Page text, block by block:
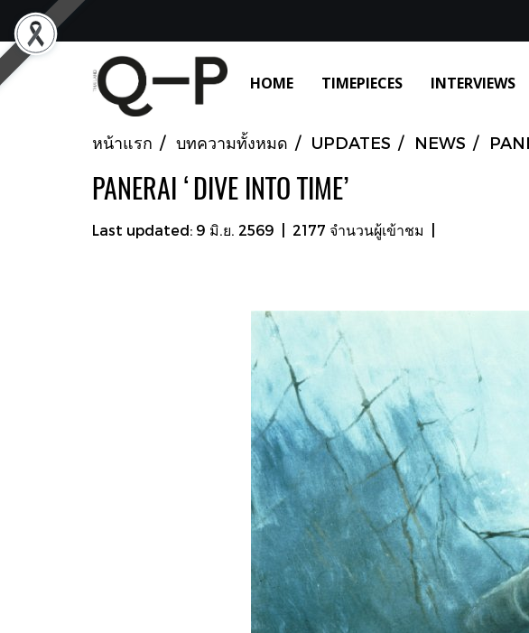
HOME TIMEPIECES INTERVIEWS
หน้าแรก บทความทั้งหมด UPDATES NEWS
PANERAI ‘DIVE INTO TIME’
Last updated: 9 มิ.ย. 2569 2177 จำนวนผู้เข้าชม